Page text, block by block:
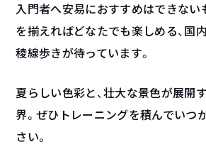
入門者へ安易におすすめはできない
を揃えればどなたでも楽しめる、国
稜線歩きが待っています。
夏らしい色彩と、壮大な景色が展開
界。ぜひトレーニングを積んでいつ
さい。